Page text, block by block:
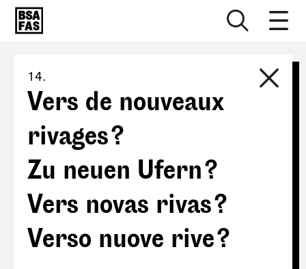
14.
Vers de nouveaux
rivages ?
Zu neuen Ufern ?
Vers novas rivas ?
Verso nuove rive ?